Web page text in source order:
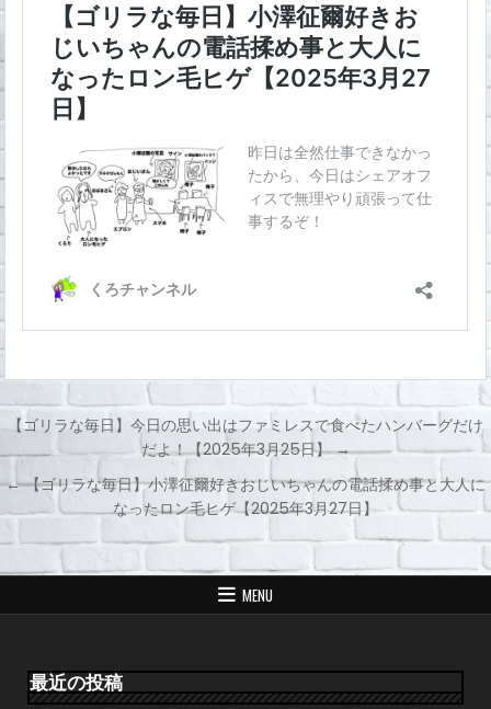
投
稿
ナ
ビ
ー
ョ
【ゴリラな毎日】今日の思い出はファミレスで食べたハンバーグだけ
だよ！【2025年3月25日】 →
← 【ゴリラな毎日】小澤征爾好きおじいちゃんの電話揉め事と大人に
なったロン毛ヒゲ【2025年3月27日】
MENU
最近の投稿